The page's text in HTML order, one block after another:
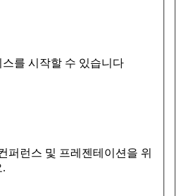
를 시작할 수 있습니다
퍼런스 및 프레젠테이션을 위
.